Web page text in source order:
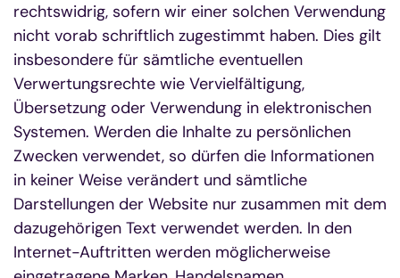
rechtswidrig, sofern wir einer solchen Verwendung
nicht vorab schriftlich zugestimmt haben. Dies gilt
insbesondere für sämtliche eventuellen
Verwertungsrechte wie Vervielfältigung,
Übersetzung oder Verwendung in elektronischen
Systemen. Werden die Inhalte zu persönlichen
Zwecken verwendet, so dürfen die Informationen
in keiner Weise verändert und sämtliche
Darstellungen der Website nur zusammen mit dem
dazugehörigen Text verwendet werden. In den
Internet-Auftritten werden möglicherweise